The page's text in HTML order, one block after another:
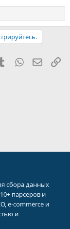
Tumblr WhatsApp
сбора данных
парсеров и
e-commerce и
и